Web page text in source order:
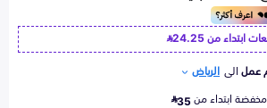
24.25
الى الرياض
ابتداء من35